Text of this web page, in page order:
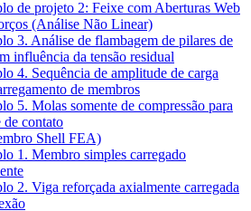
de projeto 2: Feixe com Aberturas Web
(Análise Não Linear)
3. Análise de flambagem de pilares de
influência da tensão residual
4. Sequência de amplitude de carga
de membros
5. Molas somente de compressão para
de contato
Shell FEA)
1. Membro simples carregado
2. Viga reforçada axialmente carregada